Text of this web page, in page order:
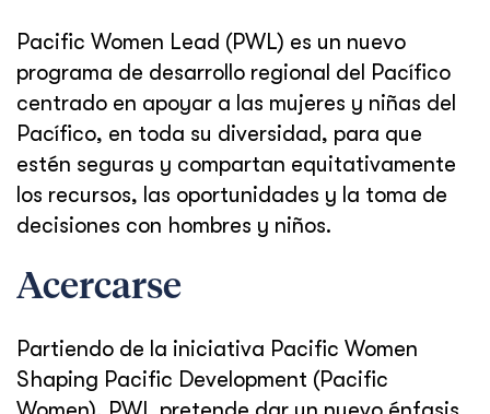
Pacific Women Lead (PWL) es un nuevo
programa de desarrollo regional del Pacífico
centrado en apoyar a las mujeres y niñas del
Pacífico, en toda su diversidad, para que
estén seguras y compartan equitativamente
los recursos, las oportunidades y la toma de
decisiones con hombres y niños.
Acercarse
Partiendo de la iniciativa Pacific Women
Shaping Pacific Development (Pacific